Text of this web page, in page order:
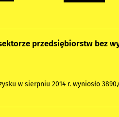
przedsiębiorstw bez
w sierpniu 2014 r. wyniosło